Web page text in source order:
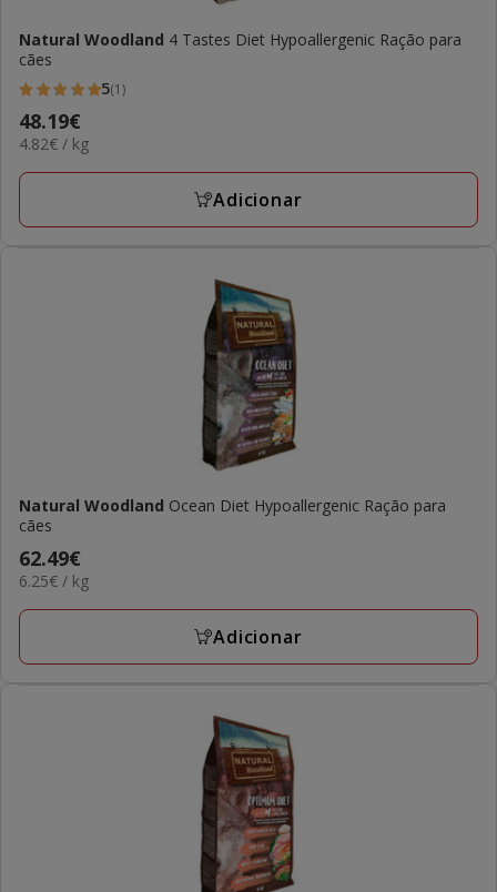
Natural Woodland 4 Tastes Diet Hypoallergenic Ração para
cães
5
estrelas
com
1
5(1)
Preço
48.19€
48.19€
4.82€
KG
4.82€ / kg
Adicionar
Natural Woodland Ocean Diet Hypoallergenic Ração para
cães
Preço
62.49€
62.49€
6.25€
KG
6.25€ / kg
Adicionar